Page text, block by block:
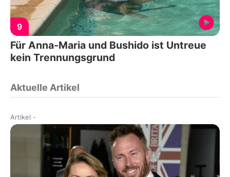
9
Für Anna-Maria und Bushido ist Untreue
kein Trennungsgrund
Aktuelle Artikel
Artikel -